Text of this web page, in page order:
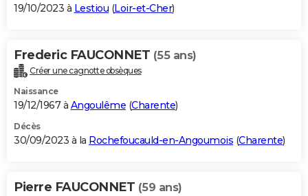
19/10/2023 à Lestiou (Loir-et-Cher)
Frederic FAUCONNET (55 ans)
Créer une cagnotte obsèques
Naissance
19/12/1967 à Angoulême (Charente)
Décès
30/09/2023 à la Rochefoucauld-en-Angoumois (Charente)
Pierre FAUCONNET (59 ans)